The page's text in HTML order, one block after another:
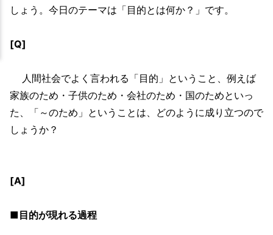
しょう。今日のテーマは「目的とは何か？」です。
[Q]
人間社会でよく言われる「目的」ということ、例えば
家族のため・子供のため・会社のため・国のためといっ
た、「～のため」ということは、どのように成り立つので
しょうか？
[A]
■目的が現れる過程